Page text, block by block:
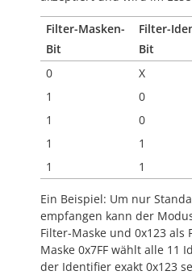
Filter-Masken-
Bit
Filter-
Bit
0 X
1
0
1
0
1
1
1
1
Ein Beispiel: Um nur
empfangen kann der
Filter-Maske und 0x123
Maske 0x7FF wählt alle 11
der Identifier exakt 0x123